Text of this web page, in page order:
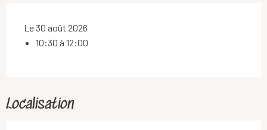
Le 30 août 2026
10:30 à 12:00
Localisation